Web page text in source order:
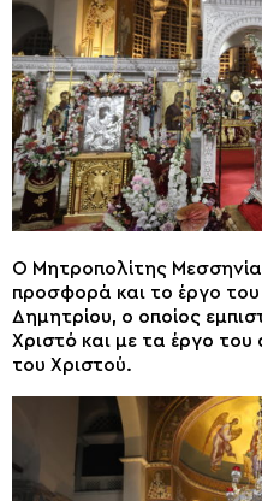
Ο Μητροπολίτης
προσφορά και το έργο
Δημητρίου, ο οποίος
Χριστό και με τα έργο του
του Χριστού.